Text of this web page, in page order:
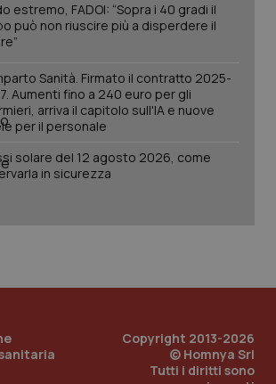
estremo, FADOI: “Sopra i 40 gradi il
può non riuscire più a disperdere il
Sanità. Firmato il contratto 2025-
Aumenti fino a 240 euro per gli
arriva il capitolo sull'IA e nuove
per il personale
solare del 12 agosto 2026, come
in sicurezza
Copyright 2013-2026
© Homnya Srl
Tutti i diritti sono